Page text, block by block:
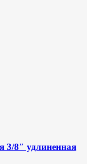
3/8″ удлиненная